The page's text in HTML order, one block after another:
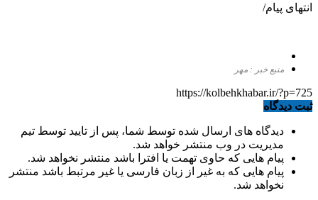
انتهای پیام/
منبع خبر : مهر
https://kolbehkhabar.ir/?p=725
ثبت دیدگاه
دیدگاه های ارسال شده توسط شما، پس از تایید توسط تیم
مدیریت در وب منتشر خواهد شد.
پیام هایی که حاوی تهمت یا افترا باشد منتشر نخواهد شد.
پیام هایی که به غیر از زبان فارسی یا غیر مرتبط باشد منتشر
نخواهد شد.